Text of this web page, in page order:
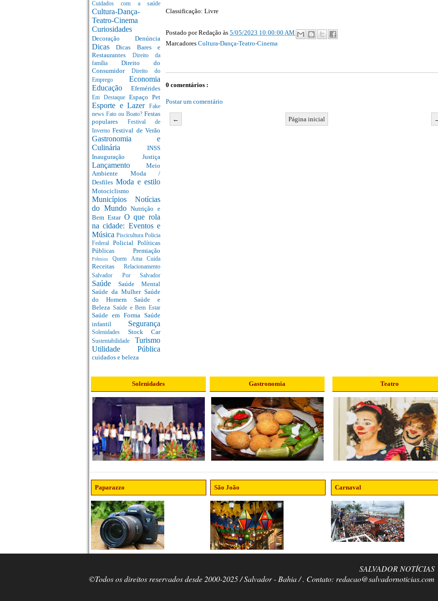
Cuidados com a saúde
Cultura-Dança-
Teatro-Cinema
Curiosidades
Decoração Denúncia
DicasDicas Bares e
Restaurantes
Direito da
família Direito do
Consumidor Direito do
Emprego Economia
Educação Efemérides
Em Destaque Espaço Pet
Esporte e Lazer
Fake
news Fato ou Boato? Festas
populares
Festival de
InvernoFestival de Verão
Gastronomia e
Culinária INSS
Inauguração Justiça
Lançamento Meio
Ambiente Moda /
Desfiles Moda e estilo
Motociclismo
Municípios Notícias
do MundoNutrição e
Bem Estar O que rola
na cidade: Eventos e
Música Piscicultura Policia
Federal Policial Políticas
Públicas Premiação
PrêmiosQuem Ama Cuida
Receitas Relacionamento
Salvador Por Salvador
Saúde Saúde Mental
Saúde da Mulher Saúde
do Homem Saúde e
Beleza Saúde e Bem Estar
Saúde em Forma Saúde
infantil Segurança
Solenidades Stock Car
Sustentabilidade Turismo
Utilidade Pública
cuidados e beleza
Classificação: Livre
Postado porRedação às 5/05/2023 10:00:00 AM
Marcadores Cultura-Dança-Teatro-Cinema
0 comentários :
Postar um comentário
← Página inicial
Solenidades Gastronomia Teatro
Paparazzo São João Carnaval
SALVADOR NOTÍCIAS
©Todos os direitos reservados desde 2000-2025 / Salvador - Bahia / . Contato: redacao@salvadornoticias.com